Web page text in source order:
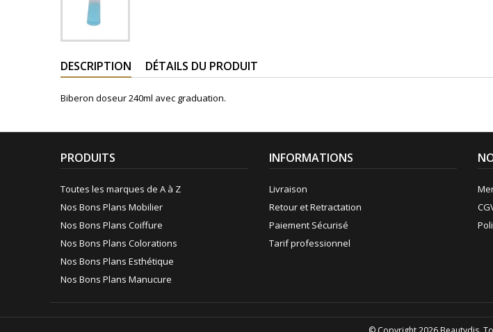
DESCRIPTION DÉTAILS DU PRODUIT
Biberon doseur 240ml avec graduation.
PRODUITS
Toutes les marques de A à Z
Nos Bons Plans Mobilier
Nos Bons Plans Coiffure
Nos Bons Plans Colorations
Nos Bons Plans Esthétique
Nos Bons Plans Manucure
INFORMATIONS
Livraison
Retour et Retractation
Paiement Sécurisé
Tarif professionnel